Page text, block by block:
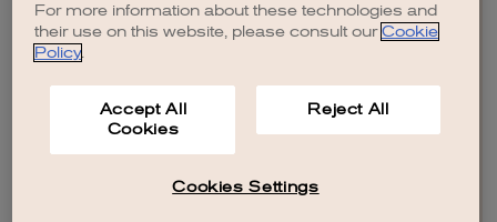
EN FR IT CN JP
PLAN DU SITE
MENTIONS LÉGALES
ACCESSIBILITE : NON CONFORME
COOKIES SETTINGS AND DO NOT SELL OR SHARE
For more information about these technologies and
their use on this website, please consult our Cookie
Policy.
Accept All
Cookies
Reject All
Cookies Settings